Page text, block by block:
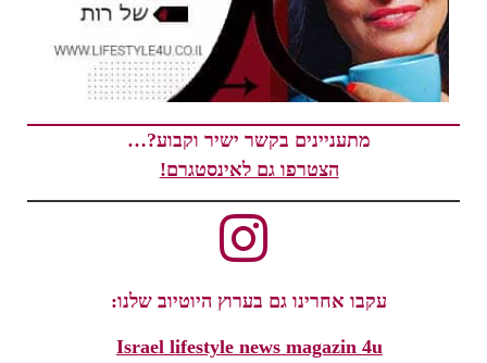
מתעניינים בקשר ישיר וקבוע?…
הצטרפו גם לאינסטגרם!
עקבו אחרינו גם בערוץ היוטיוב שלנו:
Israel lifestyle news magazin 4u